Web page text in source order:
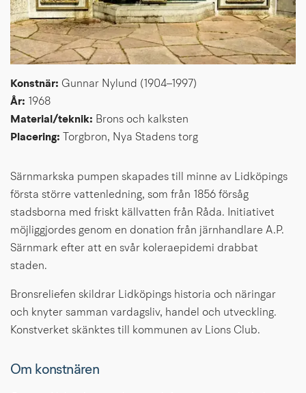
Konstnär: Gunnar Nylund (1904–1997)
År:
1968
Material/teknik: Brons och kalksten
Placering:
Torgbron, Nya Stadens torg
Särnmarkska pumpen skapades till minne av Lidköpings
första större vattenledning, som från 1856 försåg
stadsborna med friskt källvatten från Råda. Initiativet
möjliggjordes genom en donation från järnhandlare A.P.
Särnmark efter att en svår koleraepidemi drabbat
staden.
Bronsreliefen skildrar Lidköpings historia och näringar
och knyter samman vardagsliv, handel och utveckling.
Konstverket skänktes till kommunen av Lions Club.
Om konstnären